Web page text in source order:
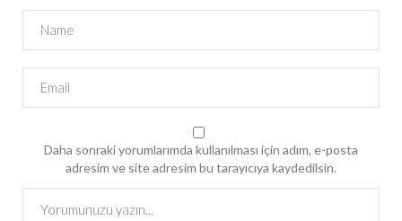
Daha sonraki yorumlarımda kullanılması için adım, e-posta
adresim ve site adresim bu tarayıcıya kaydedilsin.